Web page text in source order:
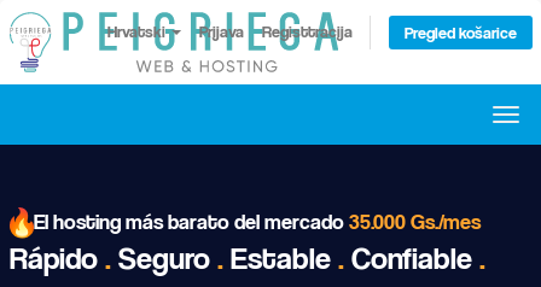
Hrvatski Prijava Registtracija Pregled košarice
El hosting más barato del mercado35.000 Gs./mes
Rápido.Seguro.Estable.Confiable.